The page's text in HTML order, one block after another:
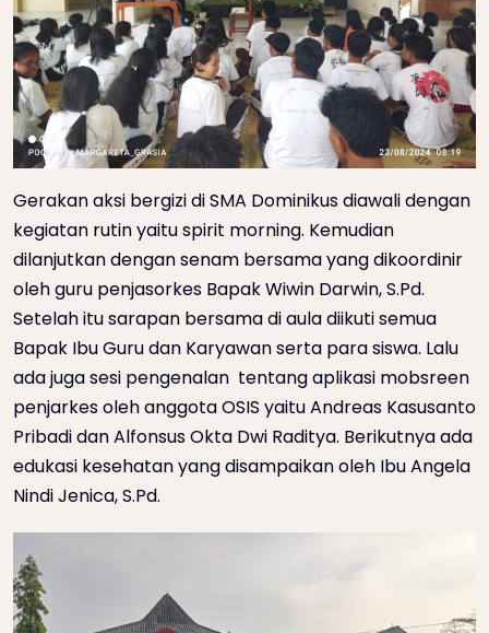
Gerakan aksi bergizi di SMA Dominikus diawali dengan
kegiatan rutin yaitu spirit morning. Kemudian
dilanjutkan dengan senam bersama yang dikoordinir
oleh guru penjasorkes Bapak Wiwin Darwin, S.Pd.
Setelah itu sarapan bersama di aula diikuti semua
Bapak Ibu Guru dan Karyawan serta para siswa. Lalu
ada juga sesi pengenalan tentang aplikasi mobsreen
penjarkes oleh anggota OSIS yaitu Andreas Kasusanto
Pribadi dan Alfonsus Okta Dwi Raditya. Berikutnya ada
edukasi kesehatan yang disampaikan oleh Ibu Angela
Nindi Jenica, S.Pd.